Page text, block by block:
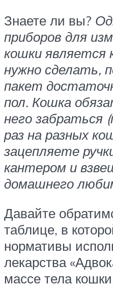
Знаете ли вы?
приборов для
кошки является
нужно сделать,
пакет
пол. Кошка
него забраться
раз на разных
зацепляете
кантером и
домашнего
Давайте
таблице, в
нормативы
лекарства
массе тела